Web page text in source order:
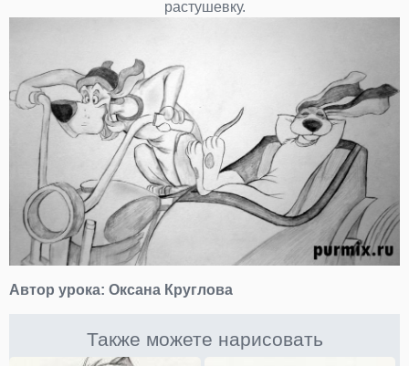
растушевку.
Автор урока: Оксана Круглова
Также можете нарисовать